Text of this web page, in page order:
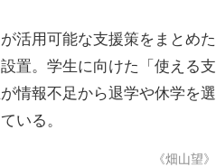
活用可能な支援策をまとめた
置。学生に向けた「使える支
情報不足から退学や休学を選
いる。
《畑山望》